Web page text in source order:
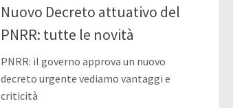
Nuovo Decreto attuativo del
PNRR: tutte le novità
PNRR: il governo approva un nuovo
decreto urgente vediamo vantaggi e
criticità